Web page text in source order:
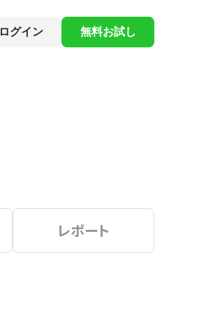
ログイン 無料お試し
レポート